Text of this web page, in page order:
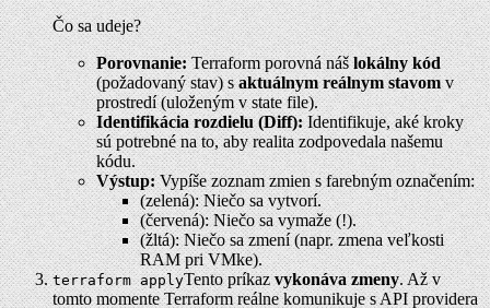
Čo sa udeje?
Porovnanie:Terraform porovná nášlokálny kód
(požadovaný stav) saktuálnym reálnym stavomv
prostredí (uloženým v state file).
Identifikácia rozdielu (Diff):Identifikuje, aké kroky
sú potrebné na to, aby realita zodpovedala našemu
kódu.
Výstup:Vypíše zoznam zmien s farebným označením:
(zelená): Niečo sa vytvorí.
(červená): Niečo sa vymaže (!).
(žltá): Niečo sa zmení (napr. zmena veľkosti
RAM pri VMke).
terraform applyTento príkazvykonáva zmeny. Až v
tomto momente Terraform reálne komunikuje s API providera